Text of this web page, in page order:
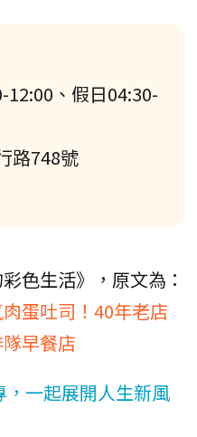
12:00、假日04:30-
路748號
色生活》，原文為：
蛋吐司！40年老店
早餐店
一起展開人生新風